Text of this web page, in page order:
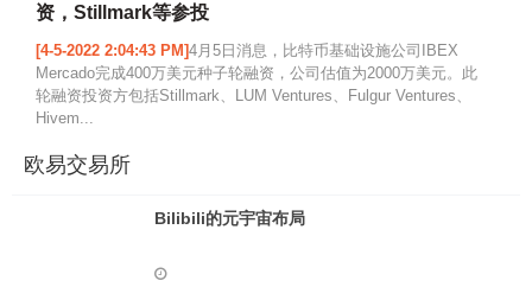
资，Stillmark等参投
[4-5-2022 2:04:43 PM]4月5日消息，比特币基础设施公司IBEX
Mercado完成400万美元种子轮融资，公司估值为2000万美元。此
轮融资投资方包括Stillmark、LUM Ventures、Fulgur Ventures、
Hivem...
欧易交易所
Bilibili的元宇宙布局